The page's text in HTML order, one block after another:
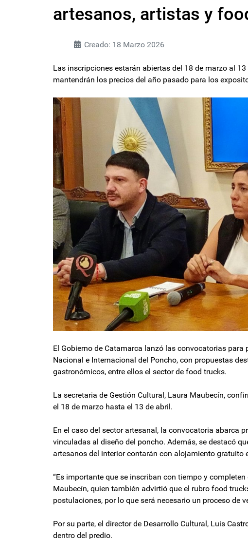
artesanos, artistas y
Creado: 18 Marzo 2026
Las inscripciones estarán abiertas del 18 de marzo al
mantendrán los precios del año pasado para los
El Gobierno de Catamarca lanzó las convocatorias
Nacional e Internacional del Poncho, con propuestas
gastronómicos, entre ellos el sector de food trucks.
La secretaria de Gestión Cultural, Laura Maubecín,
el 18 de marzo hasta el 13 de abril.
En el caso del sector artesanal, la convocatoria abarca
vinculadas al diseño del poncho. Además, se destacó
artesanos del interior contarán con alojamiento gratuito
“Es importante que se inscriban con tiempo y
Maubecín, quien también advirtió que el rubro food
postulaciones, por lo que será necesario un proceso de
Por su parte, el director de Desarrollo Cultural, Luis
dentro del predio.